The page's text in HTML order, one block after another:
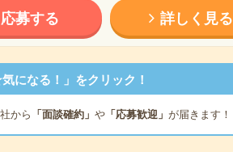
応募する 詳しく見る
になる！」をクリック！
から 「面談確約」 や「応募歓迎」 が届きます！